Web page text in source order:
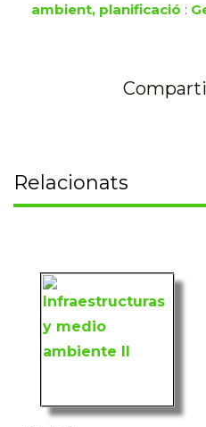
ambient, planificació :
Relacionats